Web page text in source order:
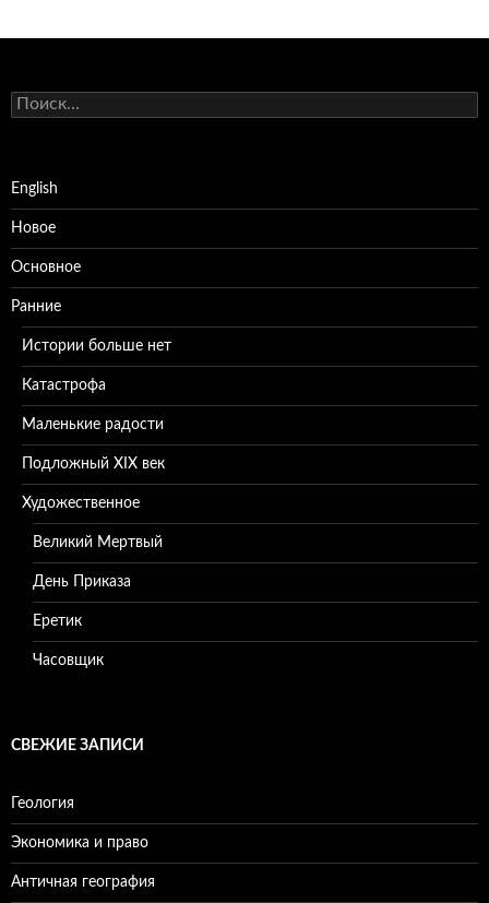
Найти:
English
Новое
Основное
Ранние
Истории больше нет
Катастрофа
Маленькие радости
Подложный XIX век
Художественное
Великий Мертвый
День Приказа
Еретик
Часовщик
СВЕЖИЕ ЗАПИСИ
Геология
Экономика и право
Античная география